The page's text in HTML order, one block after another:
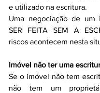
e utilizado na escritura.
Uma negociação de um
SER FEITA SEM A
riscos acontecem nesta
Imóvel não ter uma
Se o imóvel não tem
não tem um